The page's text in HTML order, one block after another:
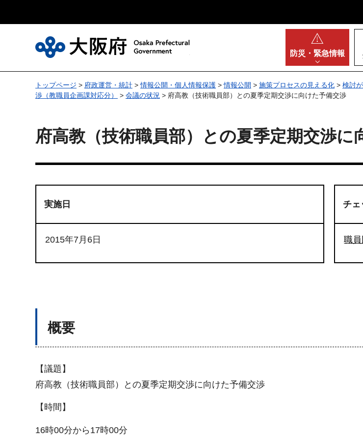
防災・ 緊急情報
トップページ > 府政運営・統計 >情報公開・個人情報保護 >情報公開 > 施策プロセスの見える化 > 検討
渉（教職員企画課対応分）
> 会議の状況 > 府高教（技術職員部）との夏季定期交渉に向けた予備交渉
府高教（技術職員部）との夏季定期交渉に
実施日
2015年7月6日
チェ
職
概要
【議題】
府高教（技術職員部）との夏季定期交渉に向けた予備交渉
【時間】
16時00分から17時00分